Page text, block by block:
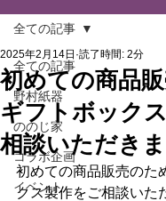
全ての記事
野村紙器
ののじ家
コラボ企画
イベント
全ての記事
初めての商品
ギフトボック
相談いただき
2025年2月14日 読了時間: 2分
初めての商品販売のた
クス製作をご相談いた